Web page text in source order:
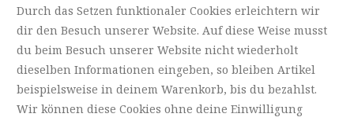
Durch das Setzen funktionaler Cookies erleichtern wir
dir den Besuch unserer Website. Auf diese Weise musst
du beim Besuch unserer Website nicht wiederholt
dieselben Informationen eingeben, so bleiben Artikel
beispielsweise in deinem Warenkorb, bis du bezahlst.
Wir können diese Cookies ohne deine Einwilligung